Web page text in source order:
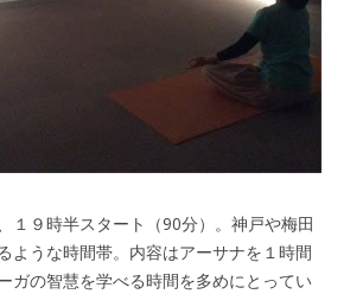
１９時半スタート（90分）。神戸や梅田
ような時間帯。内容はアーサナを１時間
ガの智慧を学べる時間を多めにとってい